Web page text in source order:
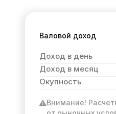
Валовой доход
Доход в день
Доход в месяц
Окупность
Внимание!